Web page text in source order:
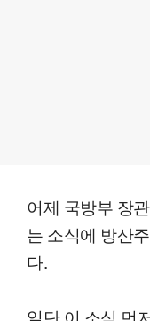
어제 국방부 장
는 소식에 방산
다.